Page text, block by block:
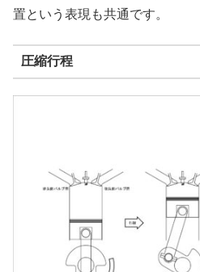
置という表現も共通です。
圧縮行程